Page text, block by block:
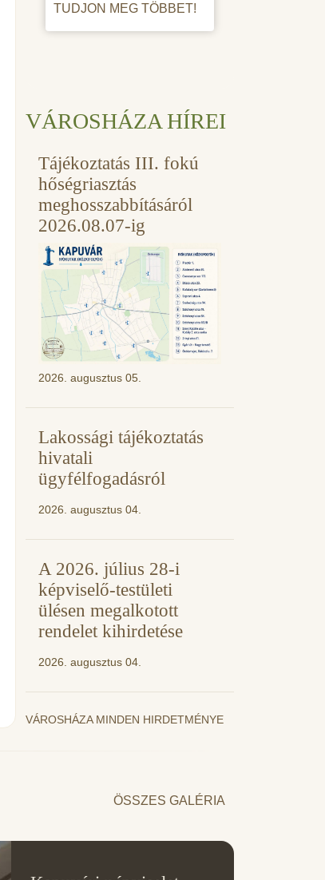
TUDJON MEG TÖBBET!
VÁROSHÁZA HÍREI
Tájékoztatás III. fokú
hőségriasztás
meghosszabbításáról
2026.08.07-ig
2026. augusztus 05.
Lakossági tájékoztatás
hivatali
ügyfélfogadásról
2026. augusztus 04.
A 2026. július 28-i
képviselő-testületi
ülésen megalkotott
rendelet kihirdetése
2026. augusztus 04.
VÁROSHÁZA MINDEN HIRDETMÉNYE
ÖSSZES GALÉRIA